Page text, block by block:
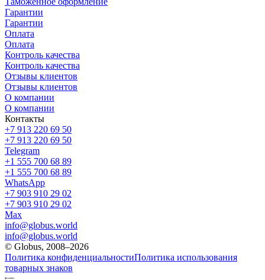
Гарантии
Гарантии
Оплата
Оплата
Контроль качества
Контроль качества
Отзывы клиентов
Отзывы клиентов
О компании
О компании
Контакты
+7 913 220 69 50
+7 913 220 69 50
Telegram
+1 555 700 68 89
+1 555 700 68 89
WhatsApp
+7 903 910 29 02
+7 903 910 29 02
Max
info@globus.world
info@globus.world
© Globus, 2008–2026
Политика конфиденциальностиПолитика использования
товарных знаков